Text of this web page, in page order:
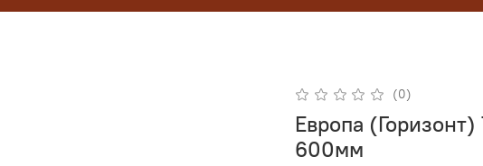
(0)
Европа
600мм